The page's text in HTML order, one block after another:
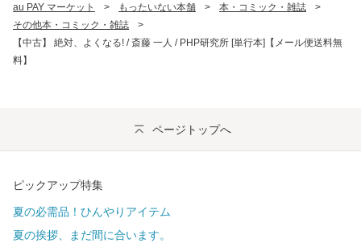
au PAY マーケット > もったいない本舗 > 本・コミック・雑誌
>
その他本・コミック・雑誌
>
【中古】 絶対、よくなる! / 斎藤 一人 / PHP研究所 [単行本]【メール便送料無
料】
ページトップへ
ピックアップ特集
夏の必需品！ひんやりアイテム
夏の挨拶、まだ間に合います。